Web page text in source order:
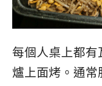
每個人桌上都有
爐上面烤。通常